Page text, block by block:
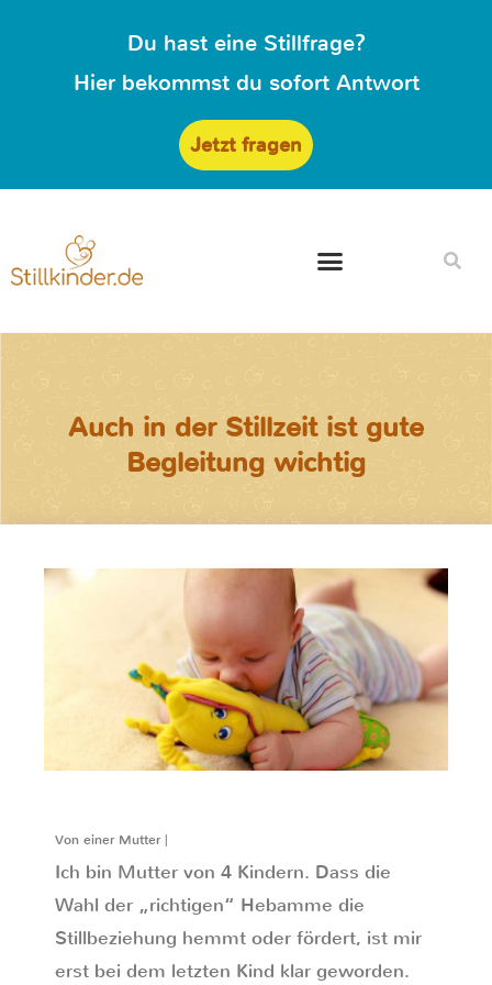
Du hast eine Stillfrage?
Hier bekommst du sofort Antwort
Jetzt fragen
Auch in der Stillzeit ist gute
Begleitung wichtig
Von einer Mutter |
Ich bin Mutter von 4 Kindern. Dass die
Wahl der „richtigen“ Hebamme die
Stillbeziehung hemmt oder fördert, ist mir
erst bei dem letzten Kind klar geworden.